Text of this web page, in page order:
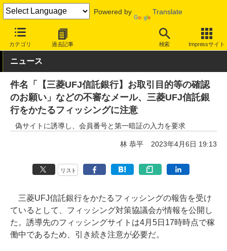
Powered by Translate
カテゴリ 過去記事 検索 Impressサイト
INTERNET Watch トピック 詐欺/フィッシング
ニュース
件名「【三菱UFJ信託銀行】お取引目的等の確認
のお願い」などの不審なメール、三菱UFJ信託銀
行をかたるフィッシングに注意
偽サイトに誘導し、会員番号と第一暗証の入力を要求
林 恭平 2023年4月6日 19:13
リスト
三菱UFJ信託銀行をかたるフィッシングの報告を受け
ているとして、フィッシング対策協議会が情報を公開し
た。誘導先のフィッシングサイトは4月5日17時時点で稼
働中であるため、引き続き注意が必要だ。